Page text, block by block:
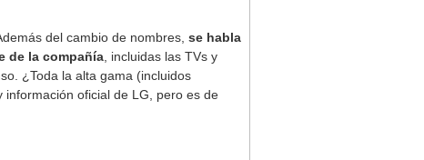
del cambio de nombres, se habla
de la compañía , incluidas las TVs y
¿Toda la alta gama (incluidos
oficial de LG, pero es de